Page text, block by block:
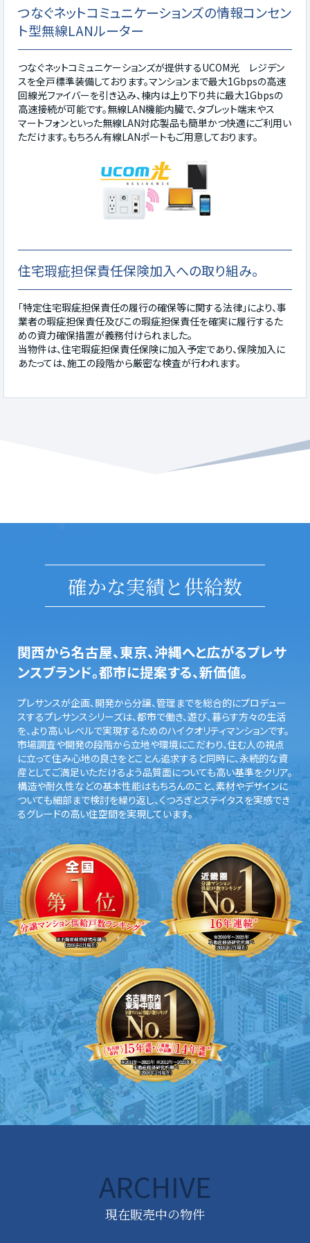
つなぐネットコミュニケーションズの情報コンセン
ト型無線LANルーター
つなぐネットコミュニケーションズが提供するUCOM光 レジデン
スを全戸標準装備しております。マンションまで最大1Gbpsの高速
回線光ファイバーを引き込み、棟内は上り下り共に最大1Gbpsの
高速接続が可能です。無線LAN機能内臓で、タブレット端末やス
マートフォンといった無線LAN対応製品も簡単かつ快適にご利用い
ただけます。もちろん有線LANポートもご用意しております。
住宅瑕疵担保責任保険加入への取り組み。
「特定住宅瑕疵担保責任の履行の確保等に関する法律」により、事
業者の瑕疵担保責任及びこの瑕疵担保責任を確実に履行するた
めの資力確保措置が義務付けられました。
当物件は、住宅瑕疵担保責任保険に加入予定であり、保険加入に
あたっては、施工の段階から厳密な検査が行われます。
確かな実績と供給数
関西から名古屋、東京、沖縄へと広がるプレサ
ンスブランド。都市に提案する、新価値。
プレサンスが企画、開発から分譲、管理までを総合的にプロデュー
スするプレサンスシリーズは、都市で働き、遊び、暮らす方々の生活
を、より高いレベルで実現するためのハイクオリティマンションです。
市場調査や開発の段階から立地や環境にこだわり、住む人の視点
に立って住み心地の良さをとことん追求すると同時に、永続的な資
産としてご満足いただけるよう品質面についても高い基準をクリア。
構造や耐久性などの基本性能はもちろんのこと、素材やデザインに
ついても細部まで検討を繰り返し、くつろぎとステイタスを実感でき
るグレードの高い住空間を実現しています。
ARCHIVE
現在販売中の物件